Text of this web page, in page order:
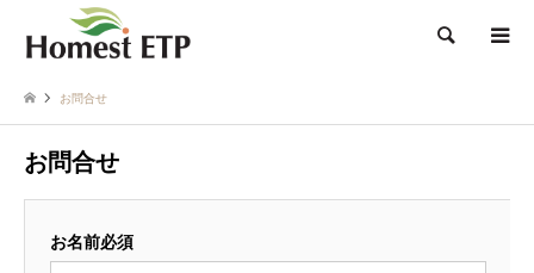
検索
お問合せ
お問合せ
お名前必須